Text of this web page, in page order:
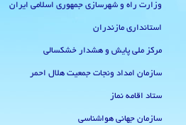
وزارت راه و شهرسازی جمهوری اسلامی ایران
استانداری مازندران
مرکز ملی پایش و هشدار خشکسالی
سازمان امداد ونجات جمعیت هلال احمر
ستاد اقامه نماز
سازمان جهانی هواشناسی